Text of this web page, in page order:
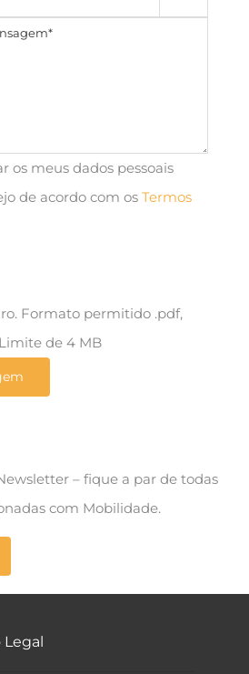
os meus dados pessoais
de acordo com os Termos
Formato permitido .pdf,
de 4 MB
– fique a par de todas
com Mobilidade.
Legal